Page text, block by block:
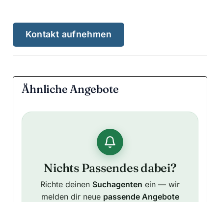
Kontakt aufnehmen
Ähnliche Angebote
Nichts Passendes dabei?
Richte deinen Suchagenten ein — wir
melden dir neue passende Angebote